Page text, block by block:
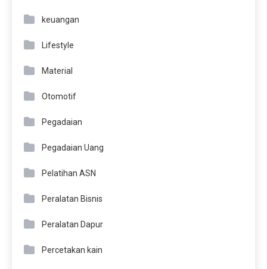
keuangan
Lifestyle
Material
Otomotif
Pegadaian
Pegadaian Uang
Pelatihan ASN
Peralatan Bisnis
Peralatan Dapur
Percetakan kain